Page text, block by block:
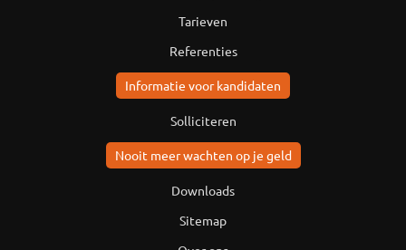
Tarieven
Referenties
Informatie voor kandidaten
Solliciteren
Nooit meer wachten op je geld
Downloads
Sitemap